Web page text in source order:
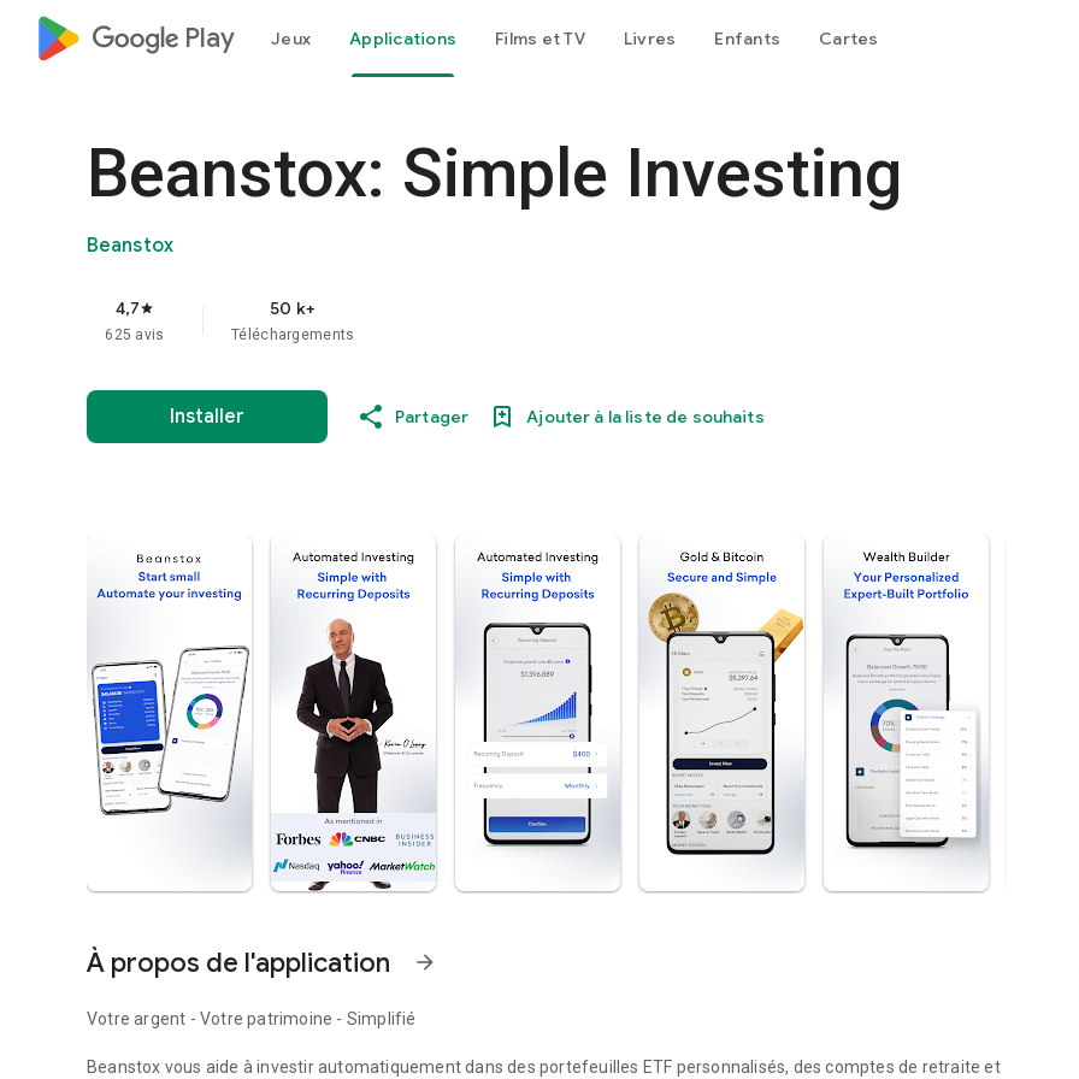
google_logo Play Jeux Applications Films et TV Livres Enfants Cartes
Beanstox: Simple Investing
Beanstox
4,7star
625 avis
50 k+
Téléchargements
Installer Partager Ajouter à la liste de souhaits
À propos de l'application arrow_forward
Votre argent - Votre patrimoine - Simplifié
Beanstox vous aide à investir automatiquement dans des portefeuilles ETF personnalisés, des comptes de retraite et